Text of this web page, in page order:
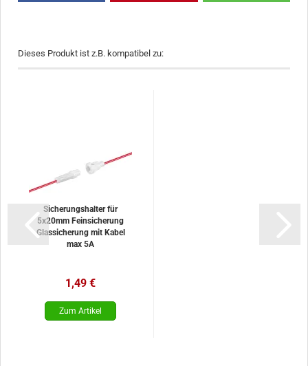
Dieses Produkt ist z.B. kompatibel zu:
Sicherungshalter für
5x20mm Feinsicherung
Glassicherung mit Kabel
max 5A
1,49 €